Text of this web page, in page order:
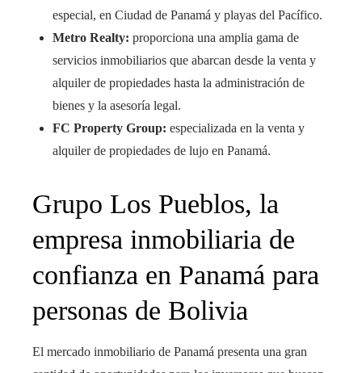
especial, en Ciudad de Panamá y playas del Pacífico.
Metro Realty: proporciona una amplia gama de
servicios inmobiliarios que abarcan desde la venta y
alquiler de propiedades hasta la administración de
bienes y la asesoría legal.
FC Property Group: especializada en la venta y
alquiler de propiedades de lujo en Panamá.
Grupo Los Pueblos, la
empresa inmobiliaria de
confianza en Panamá para
personas de Bolivia
El mercado inmobiliario de Panamá presenta una gran